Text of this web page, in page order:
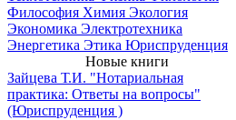
Философия Химия Экология
Экономика Электротехника
Энергетика Этика Юриспруденция
Новые книги
Зайцева Т.И. "Нотариальная
практика: Ответы на вопросы"
(Юриспруденция )